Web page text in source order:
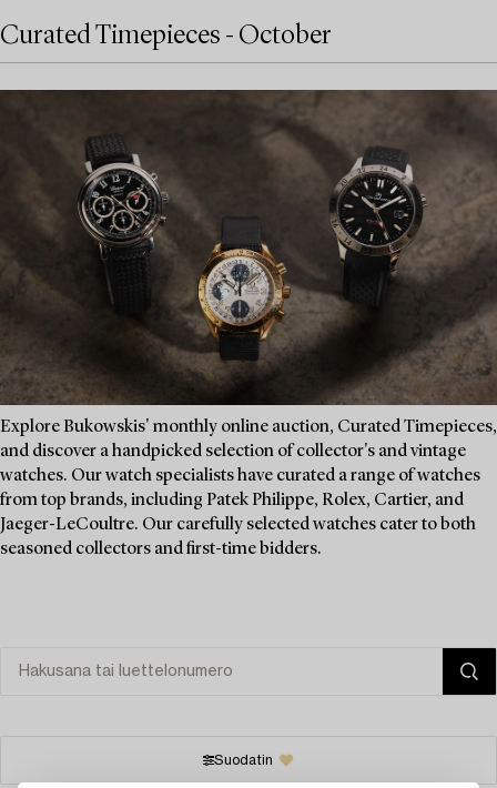
Curated Timepieces - October
Explore Bukowskis' monthly online auction, Curated Timepieces,
and discover a handpicked selection of collector's and vintage
watches. Our watch specialists have curated a range of watches
from top brands, including Patek Philippe, Rolex, Cartier, and
Jaeger-LeCoultre. Our carefully selected watches cater to both
seasoned collectors and first-time bidders.
Suodatin